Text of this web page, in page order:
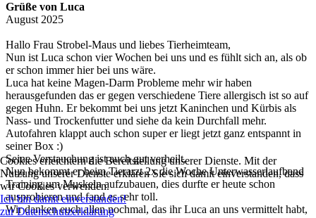
Grüße von Luca
August 2025
Hallo Frau Strobel-Maus und liebes Tierheimteam,
Nun ist Luca schon vier Wochen bei uns und es fühlt sich an, als ob
er schon immer hier bei uns wäre.
Luca hat keine Magen-Darm Probleme mehr wir haben
herausgefunden das er gegen verschiedene Tiere allergisch ist so auf
gegen Huhn. Er bekommt bei uns jetzt Kaninchen und Kürbis als
Nass- und Trockenfutter und siehe da kein Durchfall mehr.
Autofahren klappt auch schon super er liegt jetzt ganz entspannt in
seiner Box :)
Seine Verstauchung ist auch gut verheilt.
Nun bekommt er beim Tierarzt 2x die Woche Unterwasserlaufband
Training um Muskeln aufzubauen, dies durfte er heute schon
ausprobieren und fand es sehr toll.
Wir danken euch allen nochmal, das ihr Luca an uns vermittelt habt,
Cookies erleichtern die Bereitstellung unserer Dienste. Mit der
Nutzung unserer Dienste erklären Sie sich damit einverstanden, dass
wir Cookies verwenden.
Ich bin damit einverstanden!
zur Datenschutzerklärung